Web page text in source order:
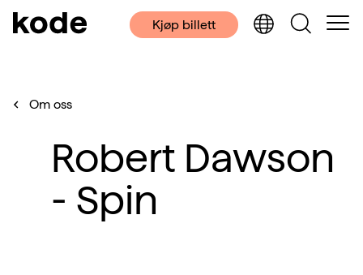
Kjøp billett
Om oss
Robert Dawson
- Spin